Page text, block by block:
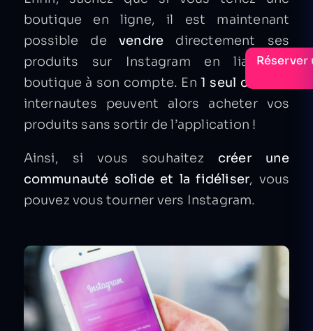
Réserver
boutique en ligne, il est maintenant
possible de vendre directement ses
produits sur Instagram en liant sa
boutique à son compte. En1 seul clic
internautes peuvent alors acheter vos
produits sans sortir de l’application !
Ainsi, si vous souhaitez créer une
communauté solide et la fidéliser, vous
pouvez vous tourner vers Instagram.